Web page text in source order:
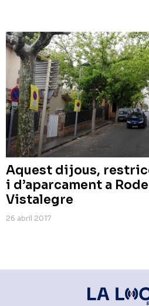
Aquest dijous,
i d’aparcament a
Vistalegre
26 abril 2017